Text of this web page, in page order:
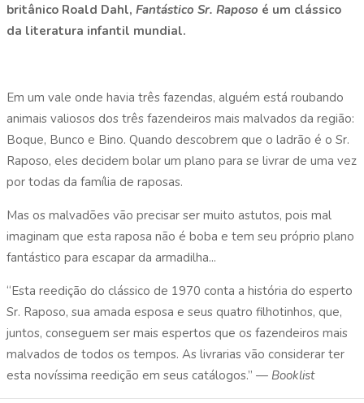
britânico Roald Dahl, Fantástico Sr. Raposo é um clássico
da literatura infantil mundial.
Em um vale onde havia três fazendas, alguém está roubando
animais valiosos dos três fazendeiros mais malvados da região:
Boque, Bunco e Bino. Quando descobrem que o ladrão é o Sr.
Raposo, eles decidem bolar um plano para se livrar de uma vez
por todas da família de raposas.
Mas os malvadões vão precisar ser muito astutos, pois mal
imaginam que esta raposa não é boba e tem seu próprio plano
fantástico para escapar da armadilha...
“Esta reedição do clássico de 1970 conta a história do esperto
Sr. Raposo, sua amada esposa e seus quatro filhotinhos, que,
juntos, conseguem ser mais espertos que os fazendeiros mais
malvados de todos os tempos. As livrarias vão considerar ter
esta novíssima reedição em seus catálogos.” — Booklist